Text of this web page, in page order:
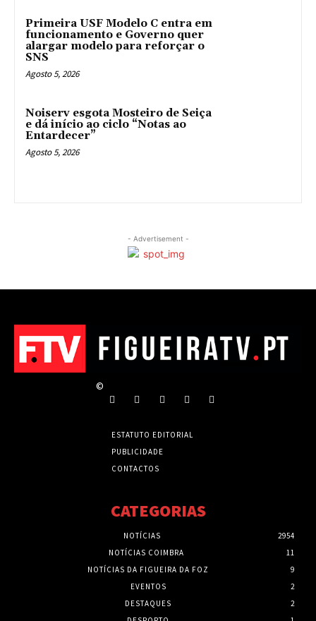
Primeira USF Modelo C entra em
funcionamento e Governo quer
alargar modelo para reforçar o
SNS
Agosto 5, 2026
Noiserv esgota Mosteiro de Seiça
e dá início ao ciclo “Notas ao
Entardecer”
Agosto 5, 2026
- Advertisement -
©
ESTATUTO EDITORIAL
PUBLICIDADE
CONTACTOS
CATEGORIAS
NOTÍCIAS
2954
NOTÍCIAS COIMBRA
11
NOTÍCIAS DA FIGUEIRA DA FOZ
9
EVENTOS
2
DESTAQUES
2